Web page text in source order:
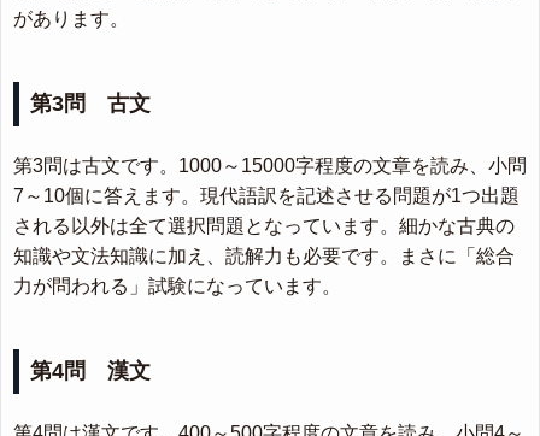
があります。
第3問 古文
第3問は古文です。1000～15000字程度の文章を読み、小問
7～10個に答えます。現代語訳を記述させる問題が1つ出題
される以外は全て選択問題となっています。細かな古典の
知識や文法知識に加え、読解力も必要です。まさに「総合
力が問われる」試験になっています。
第4問 漢文